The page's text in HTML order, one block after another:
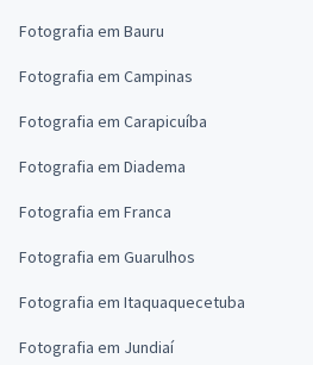
Fotografia em Bauru
Fotografia em Campinas
Fotografia em Carapicuíba
Fotografia em Diadema
Fotografia em Franca
Fotografia em Guarulhos
Fotografia em Itaquaquecetuba
Fotografia em Jundiaí